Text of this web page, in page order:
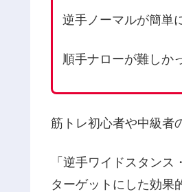
逆手ノーマルが簡単
順手ナローが難しか
筋トレ初心者や中級者
「逆手ワイドスタン
ターゲットにした効果